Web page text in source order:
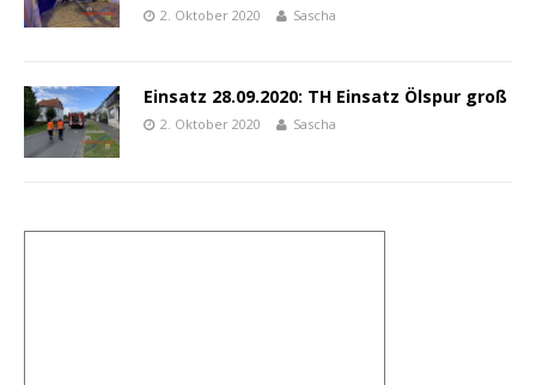
2. Oktober 2020 Sascha
Einsatz 28.09.2020: TH Einsatz Ölspur groß
2. Oktober 2020 Sascha